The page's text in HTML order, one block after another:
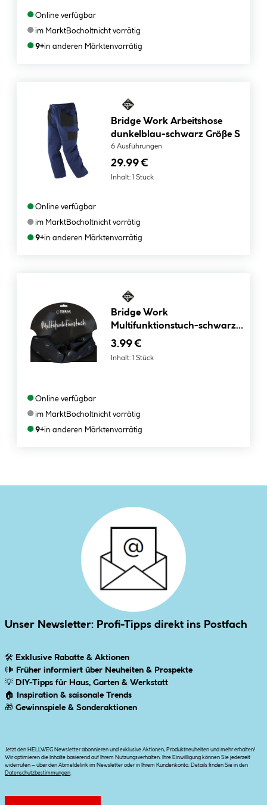
●Online verfügbar
●im MarktBocholtnicht vorrätig
●9+in anderen Märktenvorrätig
Bridge Work Arbeitshose
dunkelblau-schwarz Größe S
6 Ausführungen
29.99 €
Inhalt: 1 Stück
●Online verfügbar
●im MarktBocholtnicht vorrätig
●9+in anderen Märktenvorrätig
Bridge Work
Multifunktionstuch-schwarz-
grau
3.99 €
Inhalt: 1 Stück
●Online verfügbar
●im MarktBocholtnicht vorrätig
●9+in anderen Märktenvorrätig
Unser Newsletter: Profi-Tipps direkt ins Postfach
🛠 Exklusive Rabatte & Aktionen
🕪 Früher informiert über Neuheiten & Prospekte
💡 DIY-Tipps für Haus, Garten & Werkstatt
🏠
Inspiration & saisonale Trends
🎁 Gewinnspiele & Sonderaktionen
Jetzt den HELLWEG Newsletter abonnieren und exklusive Aktionen, Produktneuheiten und mehr erhalten!
Wir optimieren die Inhalte basierend auf Ihrem Nutzungsverhalten. Ihre Einwilligung können Sie jederzeit
widerrufen – über den Abmeldelink im Newsletter oder in Ihrem Kundenkonto. Details finden Sie in den
Datenschutzbestimmungen